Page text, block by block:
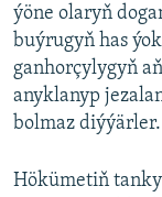
ýöne olaryň
buýrugyň has
ganhorçylygyň
anyklanyp
bolmaz diýýärler.
Hökümetiň